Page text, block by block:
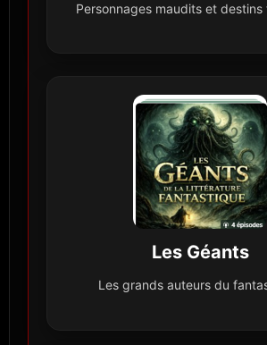
Personnages maudits et destins
Les Géants
Les grands auteurs du